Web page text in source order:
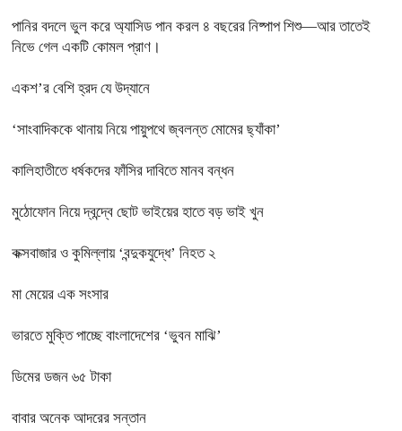
পানির বদলে ভুল করে অ্যাসিড পান করল ৪ বছরের নিষ্পাপ শিশু—আর তাতেই
নিভে গেল একটি কোমল প্রাণ।
একশ’র বেশি হ্রদ যে উদ্যানে
‘সাংবাদিককে থানায় নিয়ে পায়ুপথে জ্বলন্ত মোমের ছ্যাঁকা’
কালিহাতীতে ধর্ষকদের ফাঁসির দাবিতে মানব বন্ধন
মুঠোফোন নিয়ে দ্বন্দ্বে ছোট ভাইয়ের হাতে বড় ভাই খুন
কক্সবাজার ও কুমিল্লায় ‘বন্দুকযুদ্ধে’ নিহত ২
মা মেয়ের এক সংসার
ভারতে মুক্তি পাচ্ছে বাংলাদেশের ‘ভুবন মাঝি’
ডিমের ডজন ৬৫ টাকা
বাবার অনেক আদরের সন্তান